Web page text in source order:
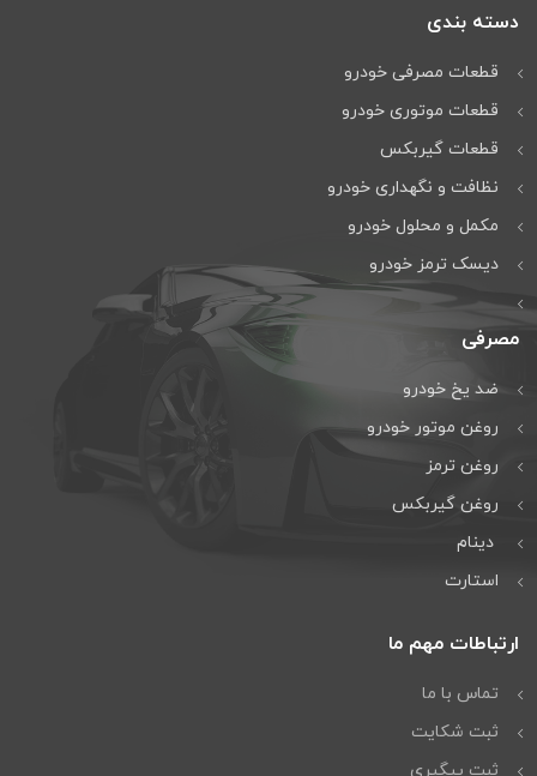
دسته بندی
قطعات مصرفی خودرو
قطعات موتوری خودرو
قطعات گیربکس
نظافت و نگهداری خودرو
مكمل و محلول خودرو
دیسک ترمز خودرو
مصرفی
ضد یخ خودرو
روغن موتور خودرو
روغن ترمز
روغن گیربكس
دینام
استارت
ارتباطات مهم ما
تماس با ما
ثبت شکایت
ثبت پیگیری